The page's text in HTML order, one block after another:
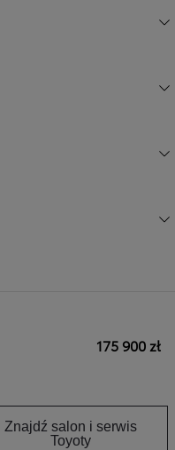
175 900 zł
Znajdź salon i serwis
Toyoty